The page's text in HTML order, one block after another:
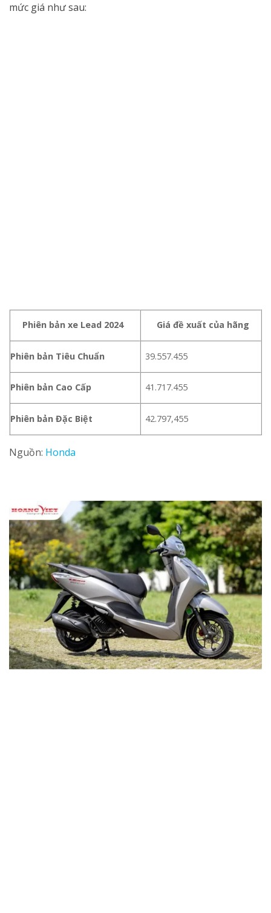
mức giá như sau:
Phiên bản xe Lead 2024 Giá đề xuất của hãng
Phiên bản Tiêu Chuẩn 39.557.455
Phiên bản Cao Cấp 41.717.455
Phiên bản Đặc Biệt 42.797,455
Nguồn: Honda